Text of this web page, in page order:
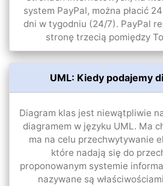
system PayPal, można płacić
dni w tygodniu (24/7). PayPal
stronę trzecią pomiędzy
UML: Kiedy podajemy
Diagram klas jest niewątpliwie
diagramem w języku UML. Ma
ma na celu przechwytywanie
które nadają się do
proponowanym systemie
nazywane są